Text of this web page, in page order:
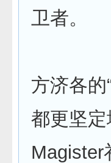
卫者。
方济各的
都更坚
Magister